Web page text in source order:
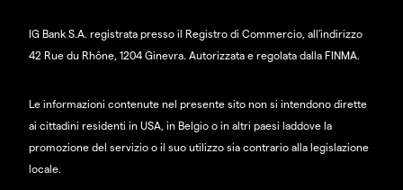
IG Bank S.A. registrata presso il Registro di Commercio, all'indirizzo
42 Rue du Rhône, 1204 Ginevra. Autorizzata e regolata dalla FINMA.
Le informazioni contenute nel presente sito non si intendono dirette
ai cittadini residenti in USA, in Belgio o in altri paesi laddove la
promozione del servizio o il suo utilizzo sia contrario alla legislazione
locale.